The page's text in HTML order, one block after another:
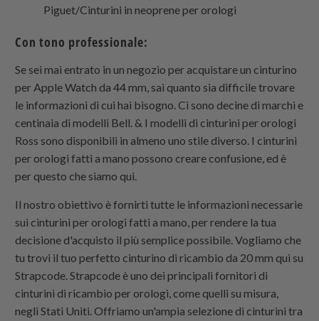
Piguet/Cinturini in neoprene per orologi
Con tono professionale:
Se sei mai entrato in un negozio per acquistare un cinturino
per Apple Watch da 44 mm, sai quanto sia difficile trovare
le informazioni di cui hai bisogno. Ci sono decine di marchi e
centinaia di modelli Bell. & I modelli di cinturini per orologi
Ross sono disponibili in almeno uno stile diverso. I cinturini
per orologi fatti a mano possono creare confusione, ed è
per questo che siamo qui.
Il nostro obiettivo è fornirti tutte le informazioni necessarie
sui cinturini per orologi fatti a mano, per rendere la tua
decisione d'acquisto il più semplice possibile. Vogliamo che
tu trovi il tuo perfetto cinturino di ricambio da 20 mm qui su
Strapcode.Strapcode è uno dei principali fornitori di
cinturini di ricambio per orologi, come quelli su misura,
negli Stati Uniti. Offriamo un'ampia selezione di cinturini tra